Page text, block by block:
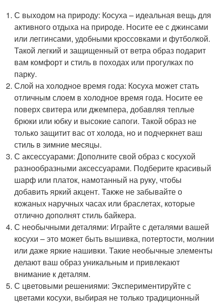
С выходом на природу: Косуха – идеальная вещь для
активного отдыха на природе. Носите ее с джинсами
или леггинсами, удобными кроссовками и футболкой.
Такой легкий и защищенный от ветра образ подарит
вам комфорт и стиль в походах или прогулках по
парку.
Слой на холодное время года: Косуха может стать
отличным слоем в холодное время года. Носите ее
поверх свитера или джемпера, добавляя теплые
брюки или юбку и высокие сапоги. Такой образ не
только защитит вас от холода, но и подчеркнет ваш
стиль в зимние месяцы.
С аксессуарами: Дополните свой образ с косухой
разнообразными аксессуарами. Подберите красивый
шарф или платок, намотанный на руку, чтобы
добавить яркий акцент. Также не забывайте о
кожаных наручных часах или браслетах, которые
отлично дополнят стиль байкера.
С необычными деталями: Играйте с деталями вашей
косухи – это может быть вышивка, потертости, молнии
или даже яркие нашивки. Такие необычные элементы
делают ваш образ уникальным и привлекают
внимание к деталям.
С цветовыми решениями: Экспериментируйте с
цветами косухи, выбирая не только традиционный